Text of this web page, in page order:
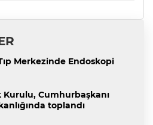
Merkezinde Endoskopi
Kurulu, Cumhurbaşkanı
toplandı